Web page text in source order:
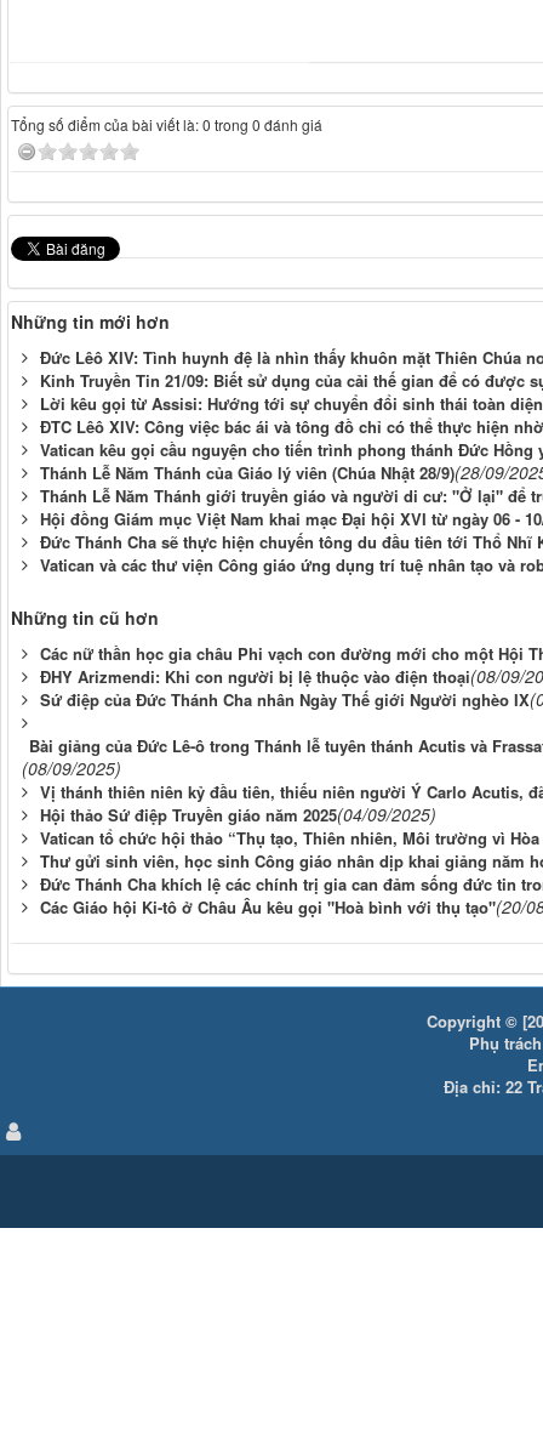
Tổng số điểm của bài viết là: 0 trong 0 đánh giá
Những tin mới hơn
Đức Lêô XIV: Tình huynh đệ là nhìn thấy khuôn mặt Thiên Chúa
Kinh Truyền Tin 21/09: Biết sử dụng của cải thế gian để có được
Lời kêu gọi từ Assisi: Hướng tới sự chuyển đổi sinh thái toàn diện
ĐTC Lêô XIV: Công việc bác ái và tông đồ chỉ có thể thực hiện
Vatican kêu gọi cầu nguyện cho tiến trình phong thánh Đức Hồng
Thánh Lễ Năm Thánh của Giáo lý viên (Chúa Nhật 28/9)(28/09/
Thánh Lễ Năm Thánh giới truyền giáo và người di cư: "Ở lại" để
Hội đồng Giám mục Việt Nam khai mạc Đại hội XVI từ ngày 06 -
Đức Thánh Cha sẽ thực hiện chuyến tông du đầu tiên tới Thổ Nhĩ
Vatican và các thư viện Công giáo ứng dụng trí tuệ nhân tạo và
Những tin cũ hơn
Các nữ thần học gia châu Phi vạch con đường mới cho một Hội
ĐHY Arizmendi: Khi con người bị lệ thuộc vào điện thoại(08/09/
Sứ điệp của Đức Thánh Cha nhân Ngày Thế giới Người nghèo IX
Bài giảng của Đức Lê-ô trong Thánh lễ tuyên thánh Acutis và
(08/09/2025)
Vị thánh thiên niên kỷ đầu tiên, thiếu niên người Ý Carlo Acutis,
Hội thảo Sứ điệp Truyền giáo năm 2025(04/09/2025)
Vatican tổ chức hội thảo “Thụ tạo, Thiên nhiên, Môi trường vì
Thư gửi sinh viên, học sinh Công giáo nhân dịp khai giảng năm
Đức Thánh Cha khích lệ các chính trị gia can đảm sống đức tin
Các Giáo hội Ki-tô ở Châu Âu kêu gọi "Hoà bình với thụ tạo"(20/
Copyright ©
Phụ
Địa chỉ: 22